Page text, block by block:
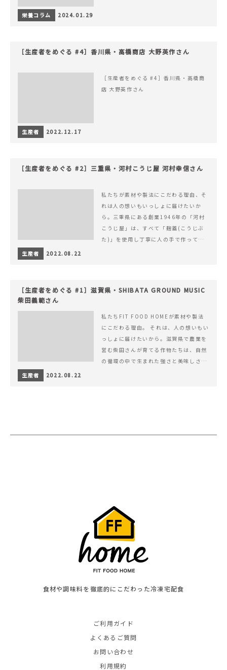
栄養コラム 2024.01.29
［生産者をめぐる #4］香川県・高橋商店 大野英作さん
［生産者をめぐる #4］香川県・高橋商
店 大野英作さん
生産者 2022.12.17
［生産者をめぐる #2］三重県・河村こうじ屋 河村幸信さん
私たちが素材や製法にこだわる理由、そ
れは人の想いもいっしょに届けたいか
ら。三重県にある創業1946年の「河村
こうじ屋」は、すべて「麹蓋(こうじぶ
た)」を使用し丁寧に人の手で作ってい
生産者 2022.08.22
［生産者をめぐる #1］滋賀県・SHIBATA GROUND MUSIC
柴田義範さん
私たちFIT FOOD HOMEが素材や製法
にこだわる理由。 それは、人の想いもい
っしょに届けたいから。滋賀県で農業を
営む柴田さんが育てる作物たちは、自然
の循環の中で生まれた強さと美味しさを
生産者 2022.08.22
食材や調味料を徹底的にこだわった冷凍宅配食
ご利用ガイド
よくあるご質問
お問い合わせ
利用規約